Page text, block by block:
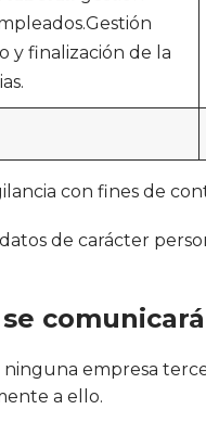
y finalización de la
con fines de
de carácter
ninguna empresa
a ello.